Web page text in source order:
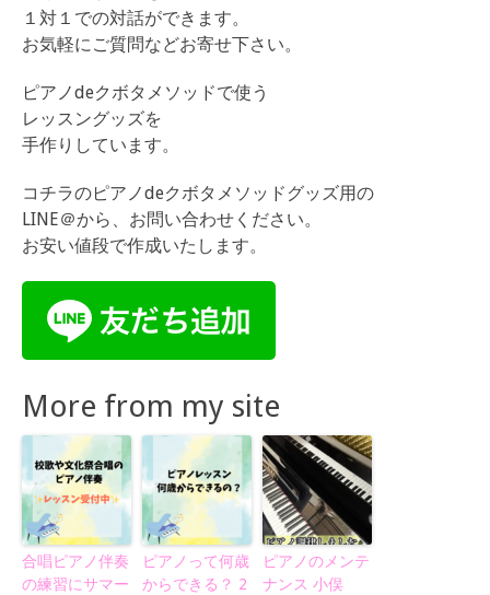
１対１での対話ができます。
お気軽にご質問などお寄せ下さい。
ピアノdeクボタメソッドで使う
レッスングッズを
手作りしています。
コチラのピアノdeクボタメソッドグッズ用の
LINE＠から、お問い合わせください。
お安い値段で作成いたします。
More from my site
合唱ピアノ伴奏
の練習にサマー
ピアノって何歳
からできる？ 2
ピアノのメンテ
ナンス 小俣